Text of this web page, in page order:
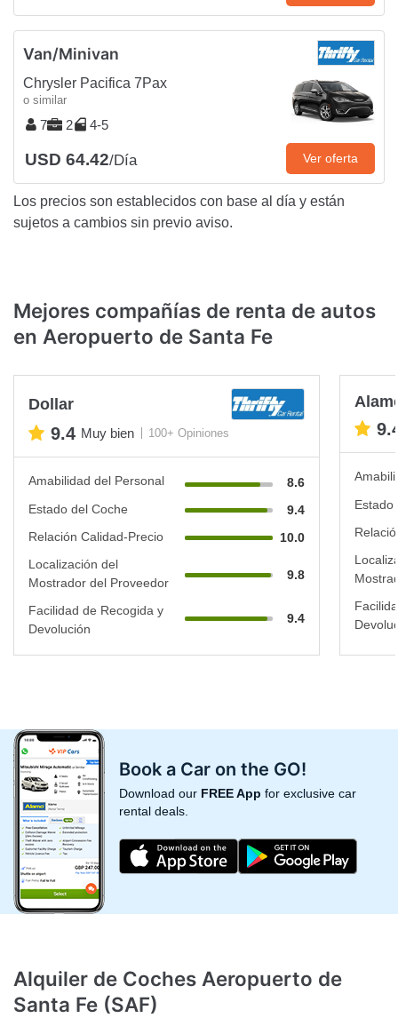
Van/Minivan
Chrysler Pacifica 7Pax
o similar
7 2 4-5
USD 64.42/Día Ver oferta
Los precios son establecidos con base al día y están
sujetos a cambios sin previo aviso.
Mejores compañías de renta de autos
en Aeropuerto de Santa Fe
Dollar
9.4 Muy bien 100+ Opiniones
Amabilidad del Personal
8.6
Estado del Coche
9.4
Relación Calidad-Precio
10.0
Localización del
Mostrador del Proveedor
9.8
Facilidad de Recogida y
Devolución
9.4
Estado
Book a Car on the GO!
Download our FREE App for exclusive car
rental deals.
Alquiler de Coches Aeropuerto de
Santa Fe (SAF)